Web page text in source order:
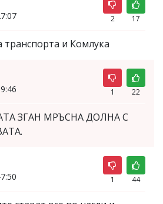
2 17
транспорта и Комлука
1 22
ЗГАН МРЪСНА ДОЛНА С
1 44